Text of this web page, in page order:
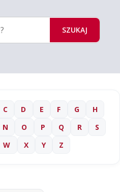
SZUKAJ
C D E F G
H
N O P Q R
S
W X Y Z